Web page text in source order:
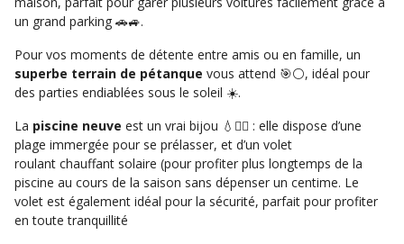
un grand parking 🚗🚙.
Pour vos moments de détente entre amis ou en famille, un
superbe terrain de pétanque vous attend 🎯⚪️, idéal pour
des parties endiablées sous le soleil ☀️.
La piscine neuve est un vrai bijou 💧🏊‍♂️ : elle dispose d’une
plage immergée pour se prélasser, et d’un volet
roulant chauffant solaire (pour profiter plus longtemps de la
piscine au cours de la saison sans dépenser un centime. Le
volet est également idéal pour la sécurité, parfait pour profiter
en toute tranquillité